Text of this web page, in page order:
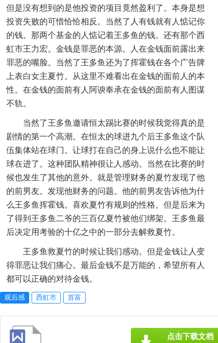
但是没有想到的是他投资的项目竟然盈利了。本身是想
投资失败的可惜恰恰相反。当然了人有钱就有人惦记你
的钱。那两个基金的人惦记着王多鱼的钱。还有那个西
虹市王力宏。金钱是罪恶的本源。人在金钱面前露出来
罪恶的嘴脸。当然了王多鱼还为了挥霍钱在各个广告牌
上表白女主夏竹。从这里不难看出在金钱的面前人的本
性。在金钱的面前有人阿谀奉承在金钱的面前有人图谋
不轨。
当然了王多鱼邀请恒太踢比赛的时候我觉得真的是
剧情的第一个高潮。在恒太的球进九个后王多鱼这个队
伍集体站在球门。让球打在自己的身上说什么也不能让
球在进了。这种团队精神很让人感动。当然在比赛的时
候也发生了其他的意外。就是管理财务的夏竹发现了他
的前男友。发现他财务的问题。他的前男友告诉他为什
么王多鱼挥霍钱。喜欢夏竹有规则的性格。但是后来为
了得到王多鱼二爷的三百亿夏竹被他们绑架。王多鱼最
后决定用考验的十亿之中的一部分去解救夏竹。
王多鱼救夏竹的时候让我们感动。但是金钱让人变
得罪恶让我们痛心。最后金钱不是万能的，希望所有人
都可以正确的对待金钱。
观后感 西虹市 首富
点击下载文档